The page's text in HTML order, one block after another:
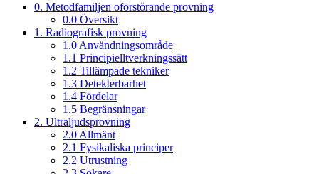
0. Metodfamiljen oförstörande provning
0.0 Översikt
1. Radiografisk provning
1.0 Användningsområde
1.1 Principielltverkningssätt
1.2 Tillämpade tekniker
1.3 Detekterbarhet
1.4 Fördelar
1.5 Begränsningar
2. Ultraljudsprovning
2.0 Allmänt
2.1 Fysikaliska principer
2.2 Utrustning